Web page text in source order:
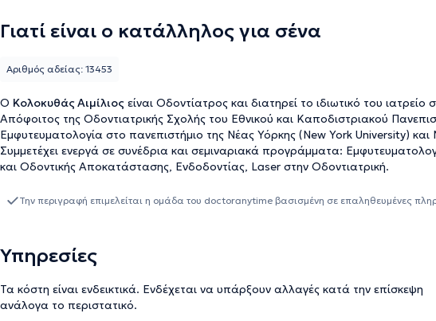
Γιατί είναι ο κατάλληλος για σένα
Ο Κολοκυθάς Αιμίλιος είναι Οδοντίατρος και διατηρεί το ιδιωτικό του
Απόφοιτος της Οδοντιατρικής Σχολής του Εθνικού και Καποδιστριακού Πανεπιστημίου Αθηνών,
Εμφυτευματολογία στο πανεπιστήμιο της Νέας Υόρκης (New York University)
Συμμετέχει ενεργά σε συνέδρια και σεμιναριακά προγράμματα:
και Οδοντικής Αποκατάστασης, Ενδοδοντίας, Laser στην Οδοντιατρική.
Αριθμός αδείας: 13453
Την περιγραφή επιμελείται η ομάδα του doctoranytime βασισμένη σε επαληθευμένες
Υπηρεσίες
Τα κόστη είναι ενδεικτικά. Ενδέχεται να υπάρξουν αλλαγές κατά την επίσκεψη
ανάλογα το περιστατικό.